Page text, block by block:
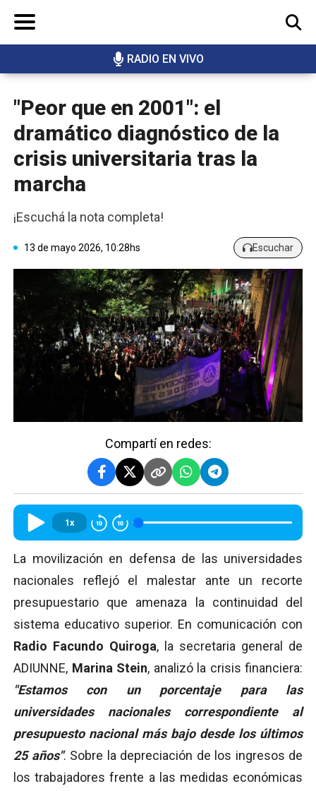
RADIO EN VIVO
BUSCAR
"Peor que en 2001": el
dramático diagnóstico de la
crisis universitaria tras la
marcha
¡Escuchá la nota completa!
13 de mayo 2026, 10:28hs Escuchar
Compartí en redes:
1x
La movilización en defensa de las universidades
nacionales reflejó el malestar ante un recorte
presupuestario que amenaza la continuidad del
sistema educativo superior. En comunicación con
Radio Facundo Quiroga, la secretaria general de
ADIUNNE, Marina Stein, analizó la crisis financiera:
"Estamos con un porcentaje para las
universidades nacionales correspondiente al
presupuesto nacional más bajo desde los últimos
25 años". Sobre la depreciación de los ingresos de
los trabajadores frente a las medidas económicas